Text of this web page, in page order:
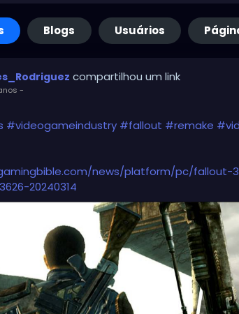
Blogs Usuários
compartilhou um link
-
#videogameindustry #fallout #remake
news/platform/pc/fallout-
20240314